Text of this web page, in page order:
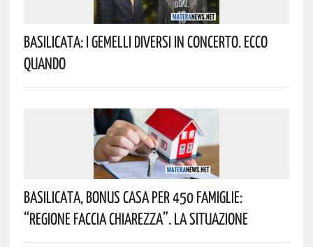
Basilicata: I Gemelli DiVersi In Concerto. Ecco
Quando
Basilicata, Bonus Casa Per 450 Famiglie:
“Regione Faccia Chiarezza”. La Situazione